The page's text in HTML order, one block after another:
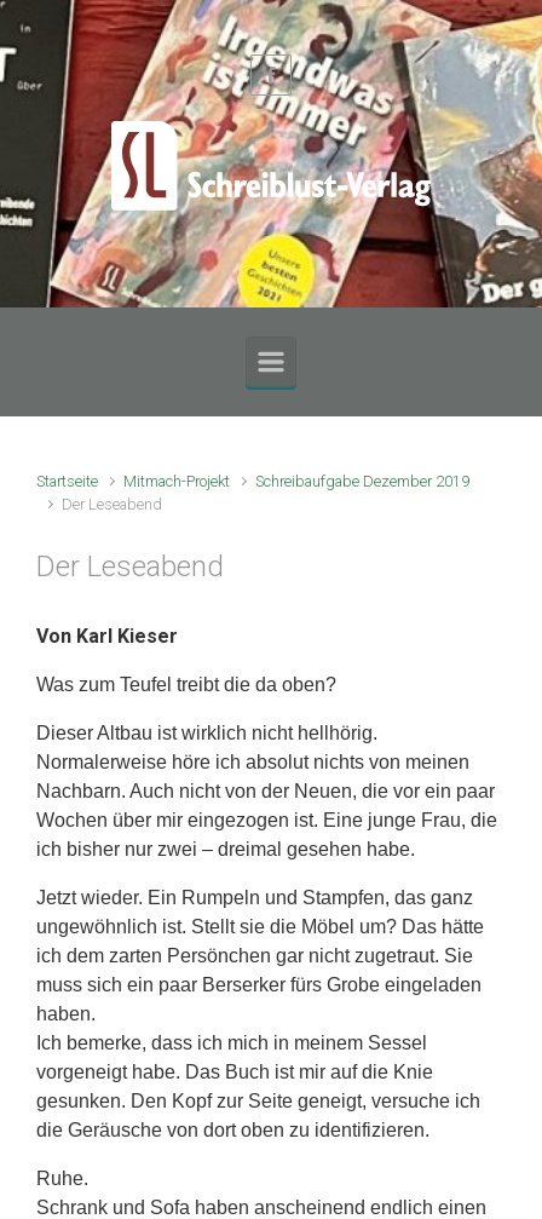
Zum Hauptinhalt springen
Startseite Mitmach-Projekt
Schreibaufgabe Dezember 2019
Der Leseabend
Der Leseabend
Von Karl Kieser
Was zum Teufel treibt die da oben?
Dieser Altbau ist wirklich nicht hellhörig.
Normalerweise höre ich absolut nichts von meinen
Nachbarn. Auch nicht von der Neuen, die vor ein paar
Wochen über mir eingezogen ist. Eine junge Frau, die
ich bisher nur zwei – dreimal gesehen habe.
Jetzt wieder. Ein Rumpeln und Stampfen, das ganz
ungewöhnlich ist. Stellt sie die Möbel um? Das hätte
ich dem zarten Persönchen gar nicht zugetraut. Sie
muss sich ein paar Berserker fürs Grobe eingeladen
haben.
Ich bemerke, dass ich mich in meinem Sessel
vorgeneigt habe. Das Buch ist mir auf die Knie
gesunken. Den Kopf zur Seite geneigt, versuche ich
die Geräusche von dort oben zu identifizieren.
Ruhe.
Schrank und Sofa haben anscheinend endlich einen